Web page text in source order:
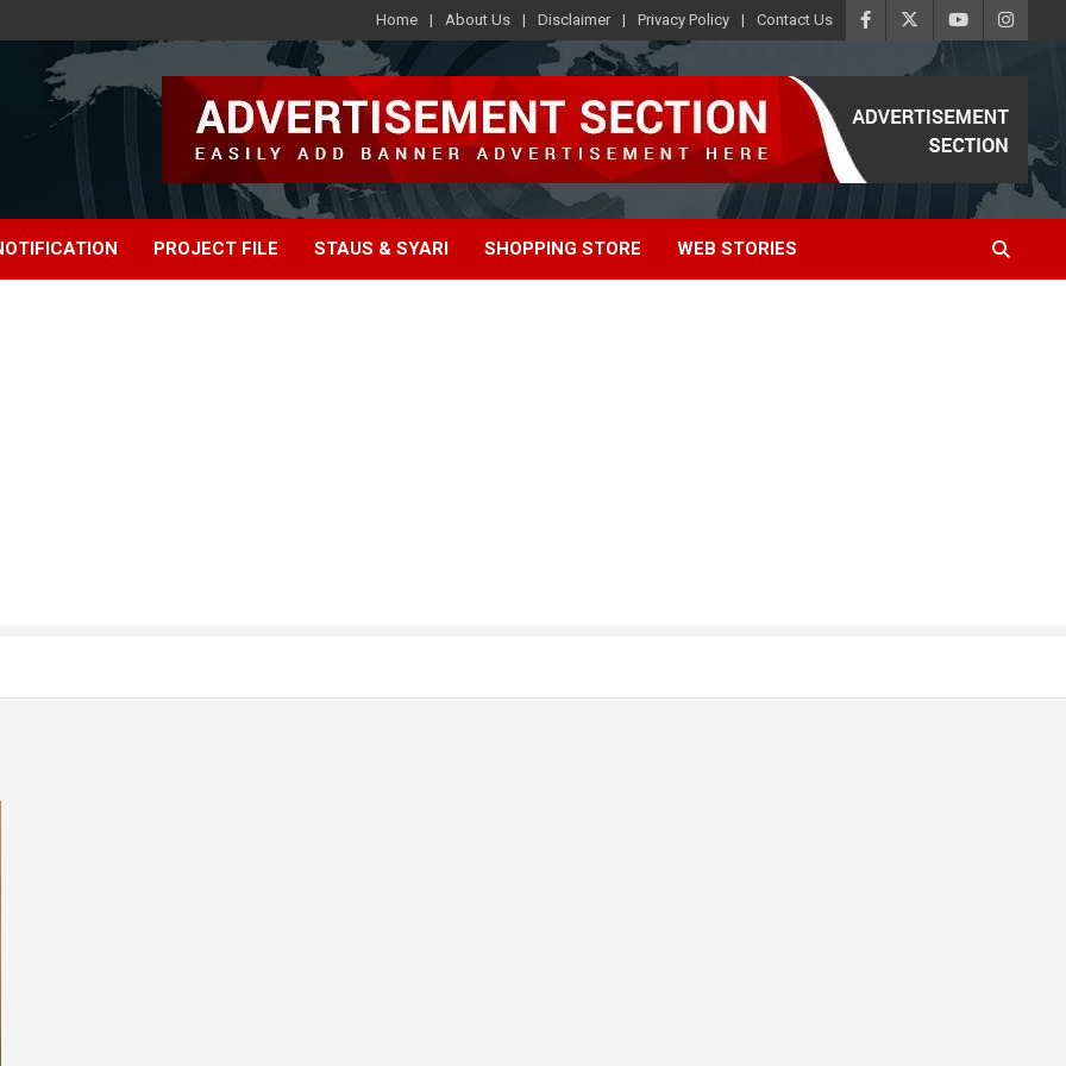
Home About Us Disclaimer Privacy Policy Contact Us
PROJECT FILE STAUS & SYARI SHOPPING STORE WEB STORIES